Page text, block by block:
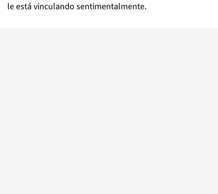
le está vinculando sentimentalmente.